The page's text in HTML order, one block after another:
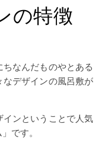
の特徴
なデザインの風呂敷が
ンということで人気
です。